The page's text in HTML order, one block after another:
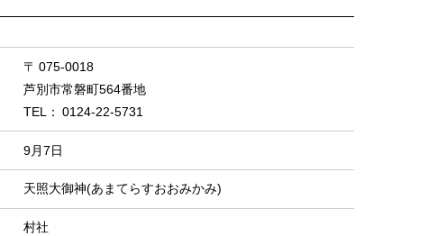
075-0018
芦別市常磐町564番地
0124-22-5731
9月7日
天照大御神(あまてらすおおみかみ)
村社